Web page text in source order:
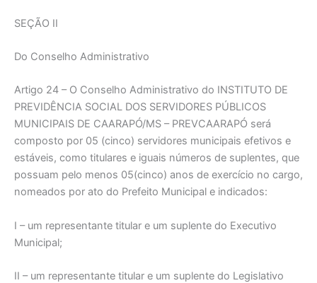
SEÇÃO II
Do Conselho Administrativo
Artigo 24 – O Conselho Administrativo do INSTITUTO DE
PREVIDÊNCIA SOCIAL DOS SERVIDORES PÚBLICOS
MUNICIPAIS DE CAARAPÓ/MS – PREVCAARAPÓ será
composto por 05 (cinco) servidores municipais efetivos e
estáveis, como titulares e iguais números de suplentes, que
possuam pelo menos 05(cinco) anos de exercício no cargo,
nomeados por ato do Prefeito Municipal e indicados:
I – um representante titular e um suplente do Executivo
Municipal;
II – um representante titular e um suplente do Legislativo